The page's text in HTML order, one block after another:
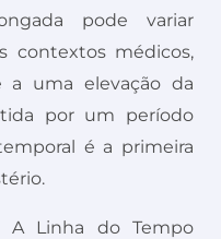
pode variar
contextos médicos,
a uma elevação da
por um período
é a primeira
A Linha do Tempo